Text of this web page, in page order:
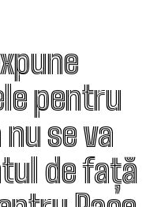
pentru
se va
de față